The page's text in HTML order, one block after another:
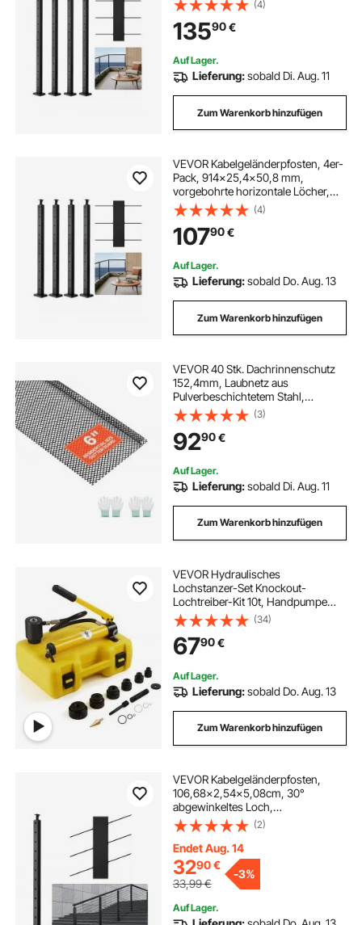
horizontale Halterung, für Handlauf,
Balustrade, schwarz,
4JZLGZXHS106URZU0001V0
(4)
13590€
Auf Lager.
Lieferung:sobald Di. Aug. 11
Zum Warenkorb hinzufügen
VEVOR Kabelgeländerpfosten, 4er-
Pack, 914x25,4x50,8 mm,
vorgebohrte horizontale Löcher,
Edelstahl SUS304, gebogene
horizontale Halterung, für Handlauf,
Balustrade, schwarz,
4JZLGZXHS914UUOI6001V0
(4)
10790€
Auf Lager.
Lieferung:sobald Do. Aug. 13
Zum Warenkorb hinzufügen
VEVOR 40 Stk. Dachrinnenschutz
152,4mm, Laubnetz aus
Pulverbeschichtetem Stahl,
Dachrinnenlaubschutz
Zuschneidbar mit 36,58m
Gesamtlänge, Laubschutzgitter mit
6mm Löchern für Häuser Carports,
Schwarz
(3)
9290€
Auf Lager.
Lieferung:sobald Di. Aug. 11
Zum Warenkorb hinzufügen
VEVOR Hydraulisches
Lochstanzer-Set Knockout-
Lochtreiber-Kit 10t, Handpumpe
Stahl Lochwerkzeug mit 6
Stanzformen Stanzen 12,7, 19,05,
25,4, 31,75, 38,1, 50,8mm, Zylinder
Lochstanze Hydraulikpumpe
(34)
6790€
Auf Lager.
Lieferung:sobald Do. Aug. 13
Zum Warenkorb hinzufügen
VEVOR Kabelgeländerpfosten,
106,68x2,54x5,08cm, 30°
abgewinkeltes Loch,
Treppengeländerpfosten, 12
vorgebohrte Löcher, SUS304
Edelstahl-Pfosten mit gebogener
Halterung,
1JZLGZHS1067HNEKBV0
(2)
Endet Aug. 14
3290€
33,99€
-3%
Auf Lager.